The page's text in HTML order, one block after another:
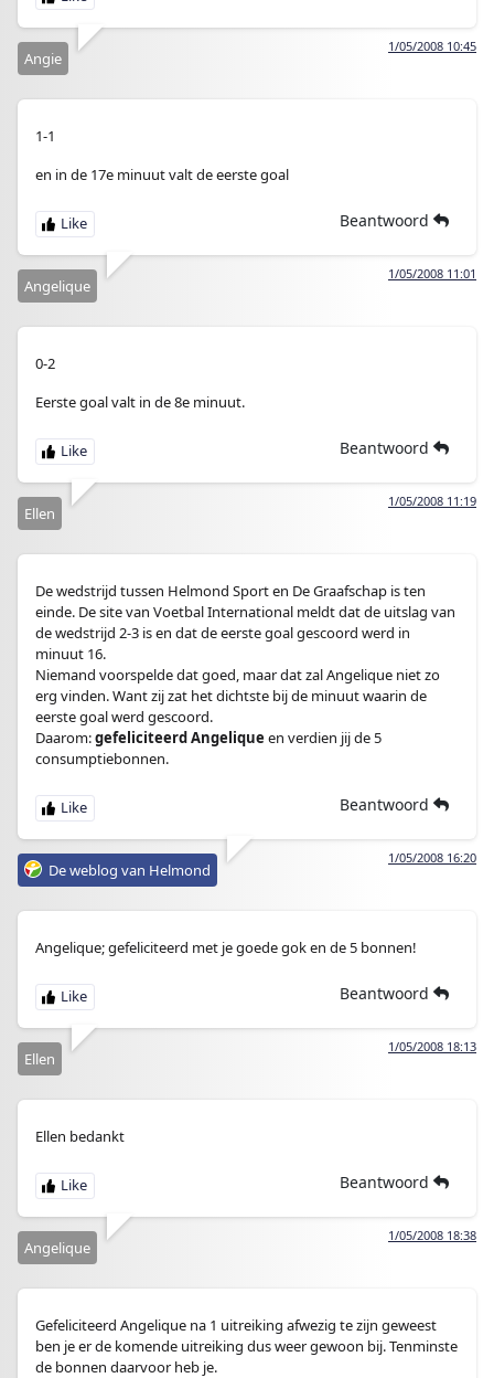
1/05/2008 10:45
Angie
1-1
en in de 17e minuut valt de eerste goal
Beantwoord
1/05/2008 11:01
Angelique
0-2
Eerste goal valt in de 8e minuut.
Beantwoord
1/05/2008 11:19
Ellen
De wedstrijd tussen Helmond Sport en De Graafschap is ten
einde. De site van Voetbal International meldt dat de uitslag van
de wedstrijd 2-3 is en dat de eerste goal gescoord werd in
minuut 16.
Niemand voorspelde dat goed, maar dat zal Angelique niet zo
erg vinden. Want zij zat het dichtste bij de minuut waarin de
eerste goal werd gescoord.
Daarom:gefeliciteerd Angelique en verdien jij de 5
consumptiebonnen.
Beantwoord
1/05/2008 16:20
De weblog van Helmond
Angelique; gefeliciteerd met je goede gok en de 5 bonnen!
Beantwoord
1/05/2008 18:13
Ellen
Ellen bedankt
Beantwoord
1/05/2008 18:38
Angelique
Gefeliciteerd Angelique na 1 uitreiking afwezig te zijn geweest
ben je er de komende uitreiking dus weer gewoon bij. Tenminste
de bonnen daarvoor heb je.